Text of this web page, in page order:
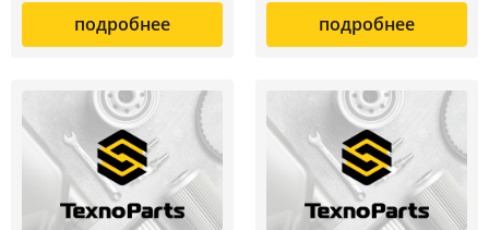
подробнее
подробнее